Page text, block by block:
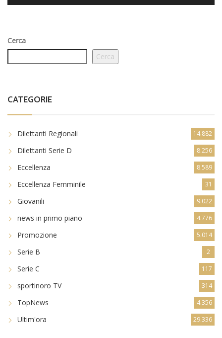
Cerca
Cerca
CATEGORIE
Dilettanti Regionali 14.882
Dilettanti Serie D 8.256
Eccellenza 8.589
Eccellenza Femminile 31
Giovanili 9.022
news in primo piano 4.776
Promozione 5.014
Serie B 2
Serie C 117
sportinoro TV 314
TopNews 4.356
Ultim'ora 29.336